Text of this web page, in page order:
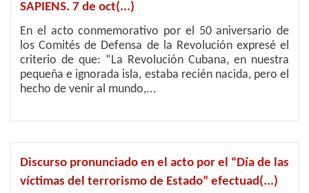
SAPIENS. 7 de oct(...)
En el acto conmemorativo por el 50 aniversario de
los Comités de Defensa de la Revolución expresé el
criterio de que: “La Revolución Cubana, en nuestra
pequeña e ignorada isla, estaba recién nacida, pero el
hecho de venir al mundo,...
Discurso pronunciado en el acto por el “Día de las
víctimas del terrorismo de Estado” efectuad(...)